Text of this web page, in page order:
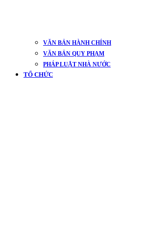
VĂN BẢN HÀNH CHÍNH
VĂN BẢN QUY PHẠM
PHÁP LUẬT NHÀ NƯỚC
TỔ CHỨC